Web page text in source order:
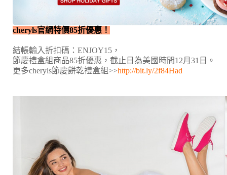
cheryls官網特價85折優惠！
結帳輸入折扣碼：ENJOY15，
節慶禮盒組商品85折優惠，截止日為美國時間12月31日。
更多cheryls節慶餅乾禮盒組>>http://bit.ly/2f84Had